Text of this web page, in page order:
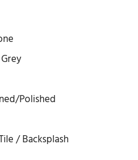
Polished
/ Backsplash